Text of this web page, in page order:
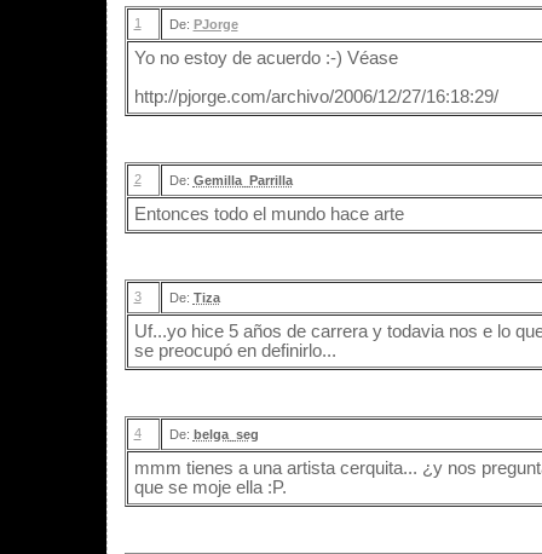
1 De: PJorge
Yo no estoy de acuerdo :-) Véase
http://pjorge.com/archivo/2006/12/27/16:18:29/
2 De: Gemilla_Parrilla
Entonces todo el mundo hace arte
3 De: Tiza
Uf...yo hice 5 años de carrera y todavia nos e lo
se preocupó en definirlo...
4 De: belga_seg
mmm tienes a una artista cerquita... ¿y nos
que se moje ella :P.